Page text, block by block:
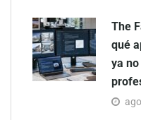
The
qué
ya